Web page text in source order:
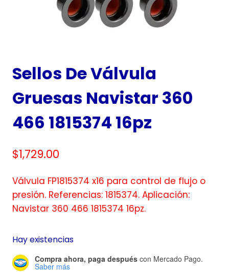
Sellos De Válvula
Gruesas Navistar 360
466 1815374 16pz
$1,729.00
Válvula FP1815374 x16 para control de flujo o
presión. Referencias: 1815374. Aplicación:
Navistar 360 466 1815374 16pz.
Hay existencias
Compra ahora, paga después con Mercado Pago.
Saber más